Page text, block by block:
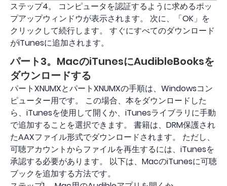
ステップ4。 コンピュータを認証するように求めるポッ
プアップウィンドウが表示されます。 次に、「OK」を
クリックして続行します。 すぐにすべてのダウンロード
がiTunesに追加されます。
パート3。MacのiTunesにAudibleBooksを
ダウンロードする
パートXNUMXとパートXNUMXの手順は、Windowsコン
ピューター用です。 この場合、本をダウンロードした
ら、iTunesを使用して開くか、iTunesライブラリに手動
で追加することを選択できます。 書籍は、DRM保護され
たAAXファイル形式でダウンロードされます。 ただし、
可聴アカウントからファイルを再生するには、iTunesを
承認する必要があります。 以下は、MacのiTunesに可聴
ブックを追加する方法です。